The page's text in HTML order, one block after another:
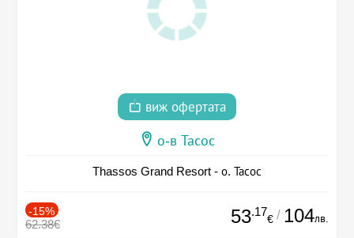
виж офертата
о-в Тасос
Thassos Grand Resort - о. Тасос
-15%
62.38€ 53.17
€ / 104лв.